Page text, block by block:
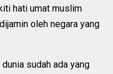
hati umat muslim
oleh negara yang
sudah ada yang